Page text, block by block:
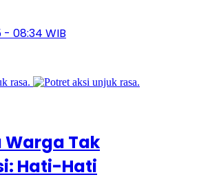
08:34 WIB
Warga Tak
Hati-Hati